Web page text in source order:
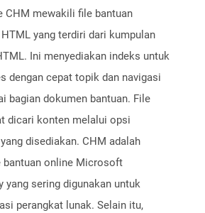
CHM mewakili file bantuan
yang terdiri dari kumpulan
Ini menyediakan indeks untuk
dengan cepat topik dan navigasi
bagian dokumen bantuan. File
dicari konten melalui opsi
disediakan. CHM adalah
online Microsoft
yang sering digunakan untuk
perangkat lunak. Selain itu,